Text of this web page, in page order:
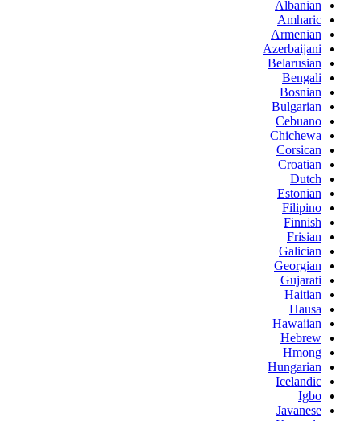
Albanian
Amharic
Armenian
Azerbaijani
Belarusian
Bengali
Bosnian
Bulgarian
Cebuano
Chichewa
Corsican
Croatian
Dutch
Estonian
Filipino
Finnish
Frisian
Galician
Georgian
Gujarati
Haitian
Hausa
Hawaiian
Hebrew
Hmong
Hungarian
Icelandic
Igbo
Javanese